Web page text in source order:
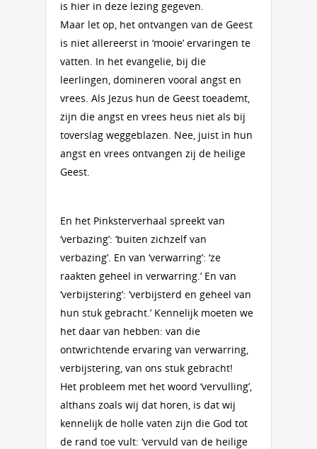
is hier in deze lezing gegeven.
Maar let op, het ontvangen van de Geest
is niet allereerst in ‘mooie’ ervaringen te
vatten. In het evangelie, bij die
leerlingen, domineren vooral angst en
vrees. Als Jezus hun de Geest toeademt,
zijn die angst en vrees heus niet als bij
toverslag weggeblazen. Nee, juist ìn hun
angst en vrees ontvangen zij de heilige
Geest.
En het Pinksterverhaal spreekt van
‘verbazing’: ‘buiten zichzelf van
verbazing’. En van ‘verwarring’: ‘ze
raakten geheel in verwarring.’ En van
‘verbijstering’: ‘verbijsterd en geheel van
hun stuk gebracht.’ Kennelijk moeten we
het daar van hebben: van die
ontwrichtende ervaring van verwarring,
verbijstering, van ons stuk gebracht!
Het probleem met het woord ‘vervulling’,
althans zoals wij dat horen, is dat wij
kennelijk de holle vaten zijn die God tot
de rand toe vult: ‘vervuld van de heilige